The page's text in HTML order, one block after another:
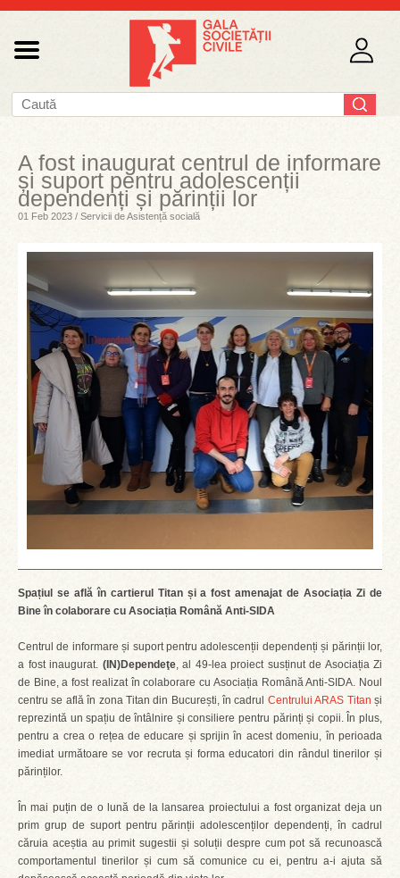
A fost inaugurat centrul de informare
și suport pentru adolescenții
dependenți și părinții lor
01 Feb 2023 / Servicii de Asistență socială
Spațiul se află în cartierul Titan și a fost amenajat de Asociația Zi de
Bine în colaborare cu Asociația Română Anti-SIDA
Centrul de informare și suport pentru adolescenții dependenți și părinții lor,
a fost inaugurat. (IN)Dependeţe, al 49-lea proiect susținut de Asociația Zi
de Bine, a fost realizat în colaborare cu Asociația Română Anti-SIDA. Noul
centru se află în zona Titan din București, în cadrul Centrului ARAS Titan și
reprezintă un spațiu de întâlnire și consiliere pentru părinți și copii. În plus,
pentru a crea o rețea de educare și sprijin în acest domeniu, în perioada
imediat următoare se vor recruta și forma educatori din rândul tinerilor și
părinților.
În mai puțin de o lună de la lansarea proiectului a fost organizat deja un
prim grup de suport pentru părinții adolescenților dependenți, în cadrul
căruia aceștia au primit sugestii și soluții despre cum pot să recunoască
comportamentul tinerilor și cum să comunice cu ei, pentru a-i ajuta să